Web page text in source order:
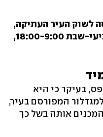
לשוק העיר העתיקה,
04-9817318, ראשון-שני, רביעי-שבת 18:00-9:00,
בעיקר כי היא
המפורסם בעיר,
אותה בשל כך